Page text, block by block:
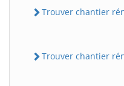
Trouver chantier
Trouver chantier